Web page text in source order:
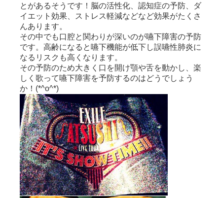
とがあるそうです！脳の活性化、認知症の予防、ダ
イエット効果、ストレス軽減などなど効果がたくさ
んあります。
その中でも口腔と関わりが深いのが嚥下障害の予防
です。高齢になると嚥下機能が低下し誤嚥性肺炎に
なるリスクも高くなります。
その予防のため大きく口を開け顎や舌を動かし、楽
しく歌って嚥下障害を予防するのはどうでしょう
か！(*^o^*)